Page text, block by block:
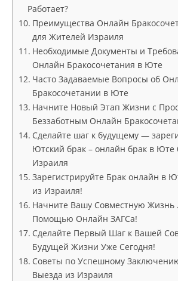
Работает?
Преимущества Онлайн
для Жителей Израиля
Необходимые Документы и
Онлайн Бракосочетания в Юте
Часто Задаваемые Вопросы об
Бракосочетании в Юте
Начните Новый Этап Жизни с
Беззаботным Онлайн
Сделайте шаг к будущему —
Ютский брак – онлайн брак в Юте
Израиля
Зарегистрируйте Брак онлайн в
из Израиля!
Начните Вашу Совместную Жизнь
Помощью Онлайн ЗАГСа!
Сделайте Первый Шаг к Вашей
Будущей Жизни Уже Сегодня!
Советы по Успешному
Выезда из Израиля